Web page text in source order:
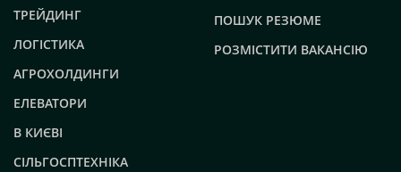
ТРЕЙДИНГ
ЛОГІСТИКА
АГРОХОЛДИНГИ
ЕЛЕВАТОРИ
В КИЄВІ
СІЛЬГОСПТЕХНІКА
ПОШУК РЕЗЮМЕ
РОЗМІСТИТИ ВАКАНСІЮ